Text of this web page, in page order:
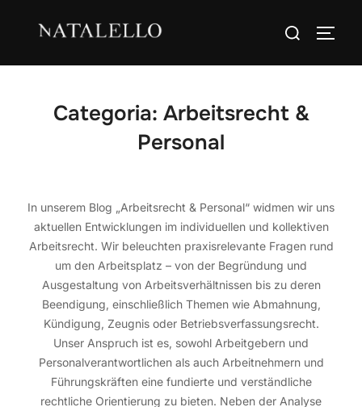
Categoria: Arbeitsrecht &
Personal
In unserem Blog „Arbeitsrecht & Personal“ widmen wir uns
aktuellen Entwicklungen im individuellen und kollektiven
Arbeitsrecht. Wir beleuchten praxisrelevante Fragen rund
um den Arbeitsplatz – von der Begründung und
Ausgestaltung von Arbeitsverhältnissen bis zu deren
Beendigung, einschließlich Themen wie Abmahnung,
Kündigung, Zeugnis oder Betriebsverfassungsrecht.
Unser Anspruch ist es, sowohl Arbeitgebern und
Personalverantwortlichen als auch Arbeitnehmern und
Führungskräften eine fundierte und verständliche
rechtliche Orientierung zu bieten. Neben der Analyse